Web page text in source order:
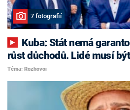
7 fotografií
růst důchodů. Lidé musí
Téma: Rozhovor